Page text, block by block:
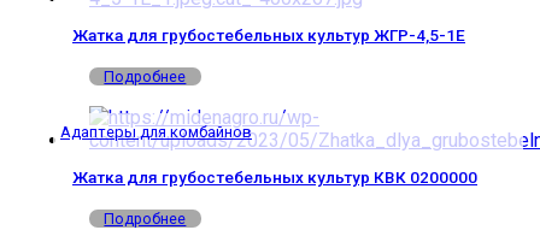
Жатка для грубостебельных культур ЖГР-4,5-1Е
Подробнее
Адаптеры для комбайнов
Жатка для грубостебельных культур КВК 0200000
Подробнее